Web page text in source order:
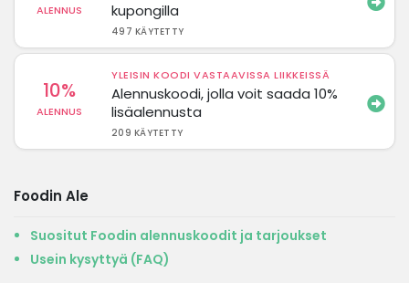
ALENNUS
kupongilla
497 KÄYTETTY
10%
ALENNUS
YLEISIN KOODI VASTAAVISSA LIIKKEISSÄ
Alennuskoodi, jolla voit saada 10%
lisäalennusta
209 KÄYTETTY
Foodin Ale
Suositut Foodin alennuskoodit ja tarjoukset
Usein kysyttyä (FAQ)